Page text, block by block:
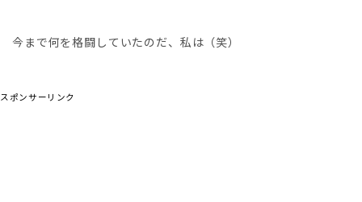
今まで何を格闘していたのだ、私は（笑）
スポンサーリンク